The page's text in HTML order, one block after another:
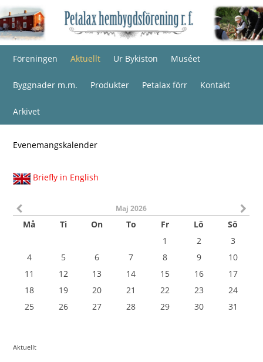
Föreningen Aktuellt Ur Bykiston Muséet
Byggnader m.m. Produkter Petalax förr Kontakt
Arkivet
Evenemangskalender
Briefly in English
Maj 2026
Må Ti On To Fr Lö
Sö
1
2
3
4
5 6 7 8 9
10
11
12 13 14 15 16
17
18
19 20 21 22 23
24
25
26 27 28 29 30 31
Aktuellt